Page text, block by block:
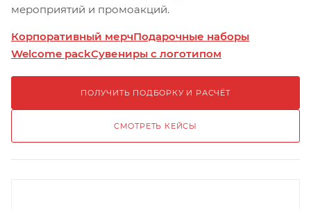
мероприятий и промоакций.
Корпоративный мерчПодарочные наборы
Welcome packСувениры с логотипом
ПОЛУЧИТЬ ПОДБОРКУ И РАСЧЁТ
СМОТРЕТЬ КЕЙСЫ